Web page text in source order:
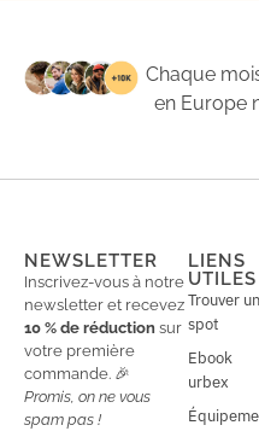
Chaque
en Europe
NEWSLETTER
Inscrivez-vous à notre
newsletter et recevez
10 % de réduction sur
votre première
commande. 🎉
Promis, on ne vous
spam pas !
LIENS
UTILES
Trouver un
spot
Ebook
urbex